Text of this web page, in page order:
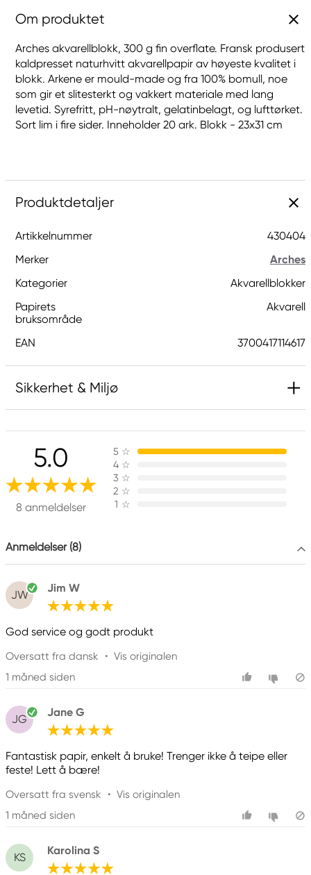
Om produktet
Arches akvarellblokk, 300 g fin overflate. Fransk produsert
kaldpresset naturhvitt akvarellpapir av høyeste kvalitet i
blokk. Arkene er mould-made og fra 100% bomull, noe
som gir et slitesterkt og vakkert materiale med lang
levetid. Syrefritt, pH-nøytralt, gelatinbelagt, og lufttørket.
Sort lim i fire sider. Inneholder 20 ark. Blokk - 23x31 cm
Produktdetaljer
Artikkelnummer
430404
Merker
Arches
Kategorier
Akvarellblokker
Papirets
bruksområde
Akvarell
EAN 3700417114617
Sikkerhet & Miljø
Ansvarlig EU
Archers
CANSON
67 rue Louis et Laurent Sequin
07100 Annonay, France
5.0
8 anmeldelser
5 ☆
4 ☆
3 ☆
2 ☆
1 ☆
Anmeldelser (8)
JW
Jim W
God service og godt produkt
Oversatt fra dansk • Vis originalen
1 måned siden
JG
Jane G
Fantastisk papir, enkelt å bruke! Trenger ikke å teipe eller
feste! Lett å bære!
Oversatt fra svensk • Vis originalen
1 måned siden
KS
Karolina S